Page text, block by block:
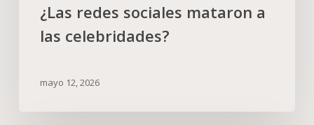
¿Las redes sociales mataron a
las celebridades?
mayo 12, 2026